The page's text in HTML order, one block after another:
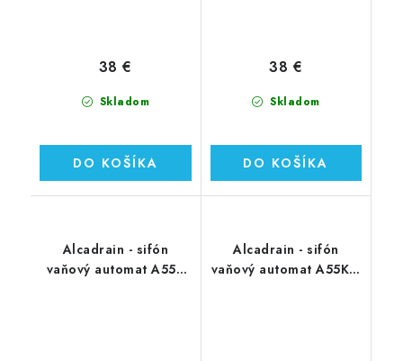
Skladom
38 €
DO KOŠÍKA
Skladom
38 €
DO KOŠÍKA
Alcadrain - sifón
vaňový automat A55K
Alcadrain - sifón
vaňový automat A55KM